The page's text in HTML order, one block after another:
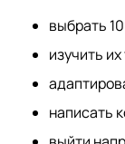
выбрать
изучить
написать